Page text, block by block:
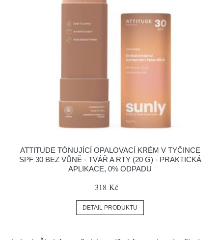
ATTITUDE TÓNUJÍCÍ OPALOVACÍ KRÉM V TYČINCE
SPF 30 BEZ VŮNĚ - TVÁŘ A RTY (20 G) - PRAKTICKÁ
APLIKACE, 0% ODPADU
318 Kč
DETAIL PRODUKTU